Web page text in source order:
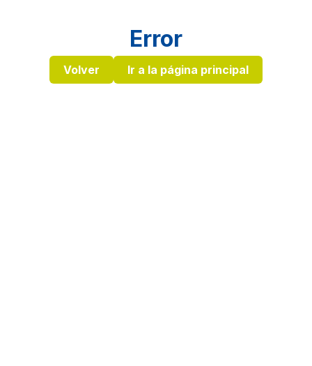
Error
Volver Ir a la página principal